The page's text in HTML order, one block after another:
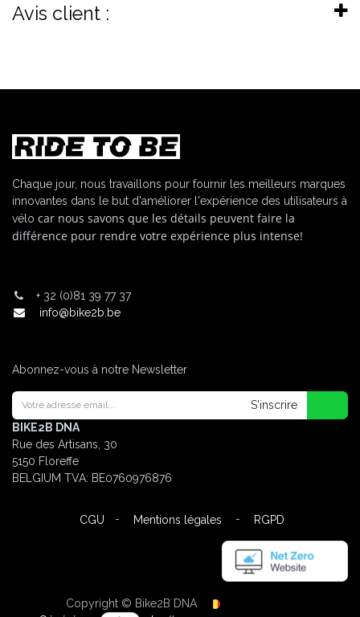
Avis client :
Chaque jour, nous travaillons pour fournir les meilleurs marques
innovantes dans le but d'améliorer l'expérience des utilisateurs à
vélo car nous savons que les détails peuvent faire la
différence pour rendre votre expérience plus intense!
+ 32 (0)81 39 77 37
info@bike2b.be
Abonnez-vous à notre Newsletter
S'inscrire
BIKE2B DNA
Rue des Artisans, 30
5150 Floreffe
BELGIUM TVA: BE0760976876
CGU - Mentions légales - RGPD
Copyright © Bike2B DNA